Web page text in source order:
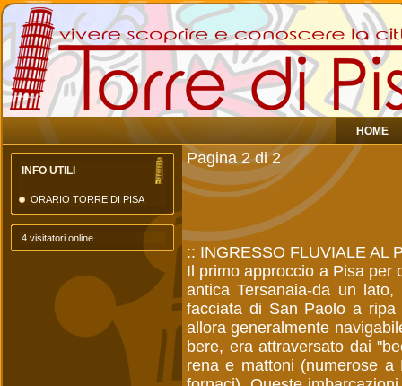
HOME
INFO UTILI
ORARIO TORRE DI PISA
4 visitatori online
Pagina 2 di 2
:: INGRESSO FLUVIALE AL
Il primo approccio a Pisa per
antica Tersanaia-da un
facciata di San Paolo a
allora generalmente
bere, era attraversato dai
rena e mattoni (numerose